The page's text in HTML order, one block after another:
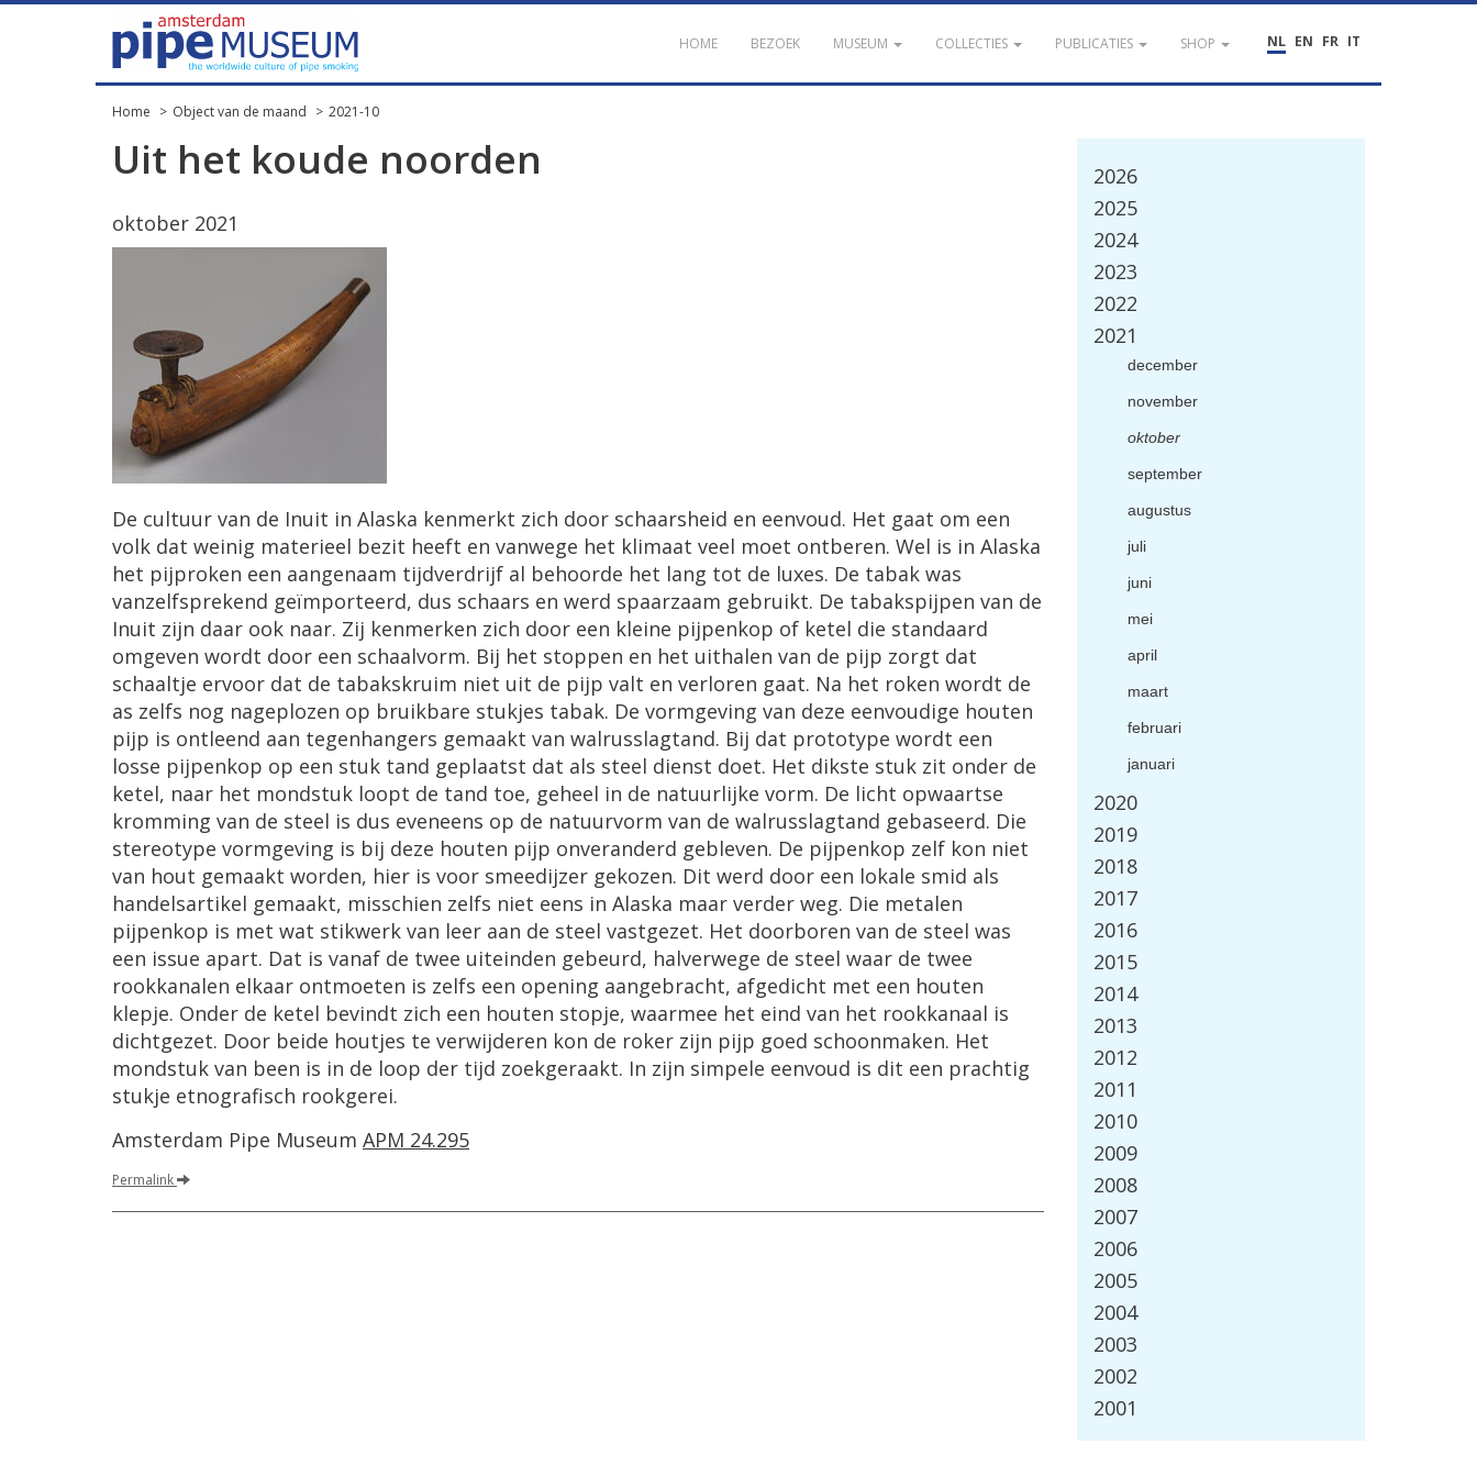
NL EN FR IT
HOME BEZOEK MUSEUM COLLECTIES PUBLICATIES SHOP
Home Object van de maand 2021-10
Uit het koude noorden
oktober 2021
De cultuur van de Inuit in Alaska kenmerkt zich door schaarsheid en eenvoud. Het gaat om een
volk dat weinig materieel bezit heeft en vanwege het klimaat veel moet ontberen. Wel is in Alaska
het pijproken een aangenaam tijdverdrijf al behoorde het lang tot de luxes. De tabak was
vanzelfsprekend geïmporteerd, dus schaars en werd spaarzaam gebruikt. De tabakspijpen van de
Inuit zijn daar ook naar. Zij kenmerken zich door een kleine pijpenkop of ketel die standaard
omgeven wordt door een schaalvorm. Bij het stoppen en het uithalen van de pijp zorgt dat
schaaltje ervoor dat de tabakskruim niet uit de pijp valt en verloren gaat. Na het roken wordt de
as zelfs nog nageplozen op bruikbare stukjes tabak. De vormgeving van deze eenvoudige houten
pijp is ontleend aan tegenhangers gemaakt van walrusslagtand. Bij dat prototype wordt een
losse pijpenkop op een stuk tand geplaatst dat als steel dienst doet. Het dikste stuk zit onder de
ketel, naar het mondstuk loopt de tand toe, geheel in de natuurlijke vorm. De licht opwaartse
kromming van de steel is dus eveneens op de natuurvorm van de walrusslagtand gebaseerd. Die
stereotype vormgeving is bij deze houten pijp onveranderd gebleven. De pijpenkop zelf kon niet
van hout gemaakt worden, hier is voor smeedijzer gekozen. Dit werd door een lokale smid als
handelsartikel gemaakt, misschien zelfs niet eens in Alaska maar verder weg. Die metalen
pijpenkop is met wat stikwerk van leer aan de steel vastgezet. Het doorboren van de steel was
een issue apart. Dat is vanaf de twee uiteinden gebeurd, halverwege de steel waar de twee
rookkanalen elkaar ontmoeten is zelfs een opening aangebracht, afgedicht met een houten
klepje. Onder de ketel bevindt zich een houten stopje, waarmee het eind van het rookkanaal is
dichtgezet. Door beide houtjes te verwijderen kon de roker zijn pijp goed schoonmaken. Het
mondstuk van been is in de loop der tijd zoekgeraakt. In zijn simpele eenvoud is dit een prachtig
stukje etnografisch rookgerei.
Amsterdam Pipe Museum APM 24.295
Permalink
2026
2025
2024
2023
2022
2021
december
november
oktober
september
augustus
juli
juni
mei
april
maart
februari
januari
2020
2019
2018
2017
2016
2015
2014
2013
2012
2011
2010
2009
2008
2007
2006
2005
2004
2003
2002
2001